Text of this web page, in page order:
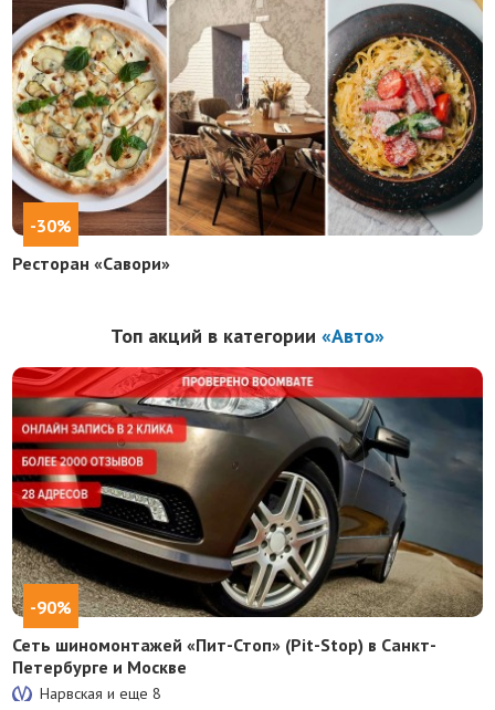
-30%
Ресторан «Савори»
Топ акций в категории «Авто»
-90%
Сеть шиномонтажей «Пит-Стоп» (Pit-Stop) в Санкт-
Петербурге и Москве
Нарвская и еще8